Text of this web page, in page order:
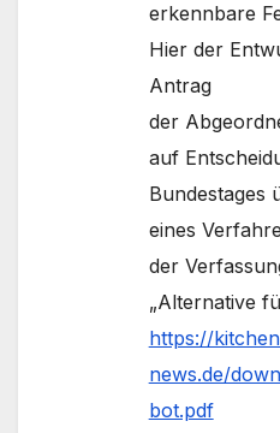
erkennbare
Hier der
Antrag
der
auf
Bundestages
eines
der
„Alternative
https://
news.de/
bot.pdf